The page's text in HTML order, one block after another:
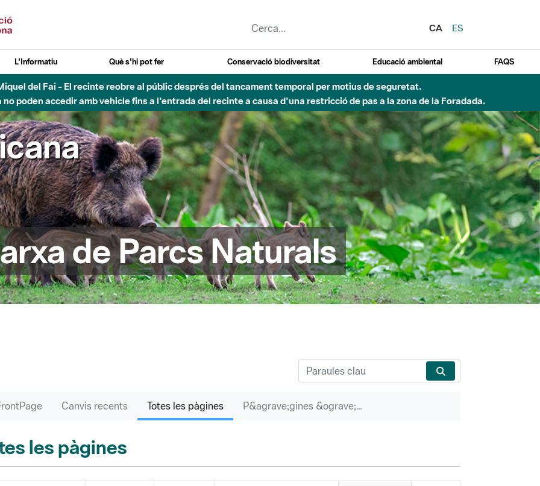
CA
ES
L'Informatiu Què s'hi pot fer Conservació biodiversitat Educació ambiental FAQS
del Fai - El recinte reobre al públic després del tancament temporal per motius de seguretat.
poden accedir amb vehicle fins a l'entrada del recinte a causa d'una restricció de pas a la zona de la Foradada.
de Parcs Naturals
Canvis recents Totes les pàgines P&agrave;gines &ograve;rfenes
les pàgines